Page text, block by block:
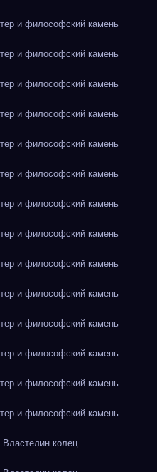
и философский камень
и философский камень
и философский камень
и философский камень
и философский камень
и философский камень
и философский камень
и философский камень
и философский камень
и философский камень
и философский камень
и философский камень
и философский камень
и философский камень
колец